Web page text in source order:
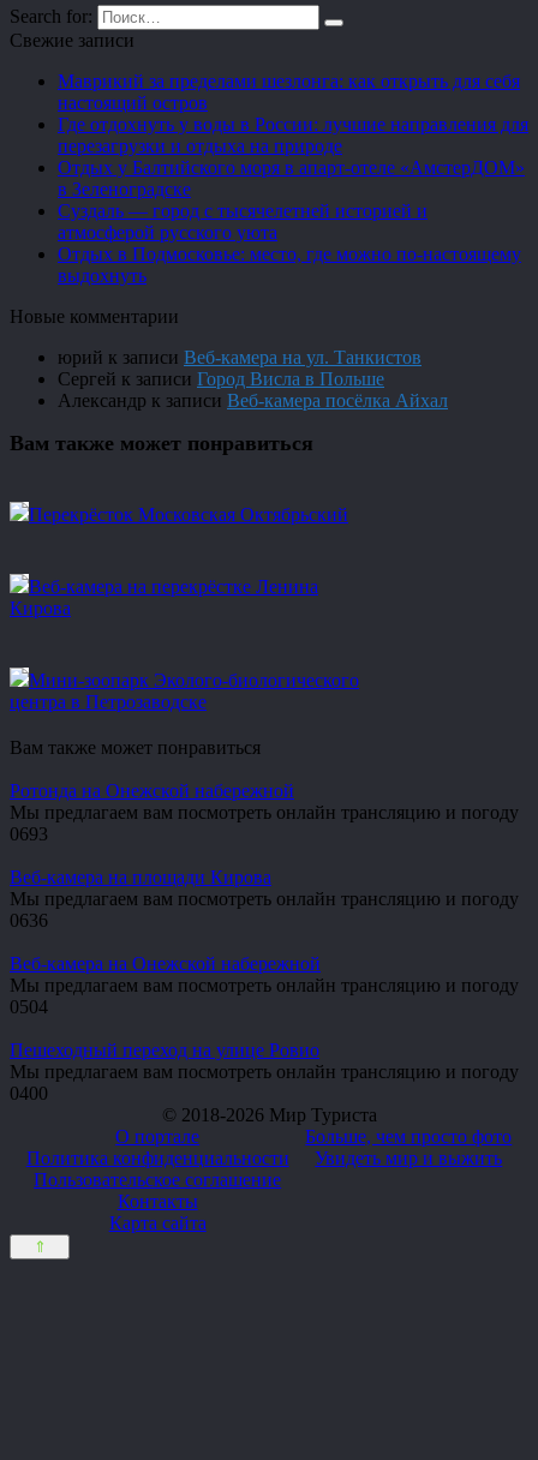
Search for:
Свежие записи
Маврикий за пределами шезлонга: как открыть для себя
настоящий остров
Где отдохнуть у воды в России: лучшие направления для
перезагрузки и отдыха на природе
Отдых у Балтийского моря в апарт-отеле «АмстерДОМ»
в Зеленоградске
Суздаль — город с тысячелетней историей и
атмосферой русского уюта
Отдых в Подмосковье: место, где можно по-настоящему
выдохнуть
Новые комментарии
юрий к записи Веб-камера на ул. Танкистов
Сергей к записи Город Висла в Польше
Александр к записи Веб-камера посёлка Айхал
Вам также может понравиться
Перекрёсток Московская Октябрьский
Веб-камера на перекрёстке Ленина
Кирова
Мини-зоопарк Эколого-биологического
центра в Петрозаводске
Вам также может понравиться
Ротонда на Онежской набережной
Мы предлагаем вам посмотреть онлайн трансляцию и погоду
0693
Веб-камера на площади Кирова
Мы предлагаем вам посмотреть онлайн трансляцию и погоду
0636
Веб-камера на Онежской набережной
Мы предлагаем вам посмотреть онлайн трансляцию и погоду
0504
Пешеходный переход на улице Ровио
Мы предлагаем вам посмотреть онлайн трансляцию и погоду
0400
© 2018-2026 Мир Туриста
О портале
Политика конфиденциальности
Пользовательское соглашение
Контакты
Карта сайта
Больше, чем просто фото
Увидеть мир и выжить